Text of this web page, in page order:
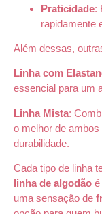
Praticidade:
rapidamente
Além dessas,
Linha com
essencial para um
Linha Mista:
o melhor de
durabilidade.
Cada tipo de linha
linha de algodão é
uma sensação de